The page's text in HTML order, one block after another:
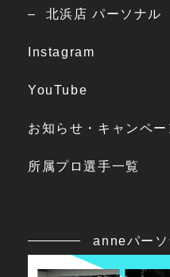
北浜店 パーソナル
Instagram
YouTube
お知らせ・キャンペー
所属プロ選手一覧
anneパーソ